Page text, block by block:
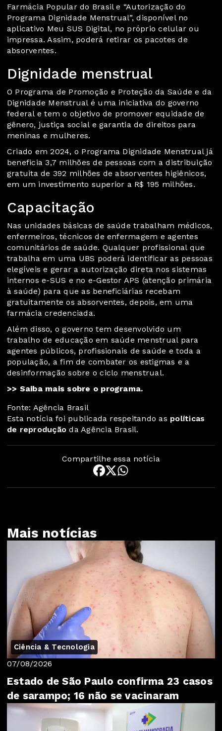
Farmácia Popular do Brasil e “Autorização do
Programa Dignidade Menstrual”, disponível no
aplicativo Meu SUS Digital, no próprio celular ou
impressa. Assim, poderá retirar os pacotes de
absorventes.
Dignidade menstrual
O Programa de Promoção e Proteção da Saúde e da
Dignidade Menstrual é uma iniciativa do governo
federal e tem o objetivo de promover equidade de
gênero, justiça social e garantia de direitos para
meninas e mulheres.
Criado em 2024, o Programa Dignidade Menstrual já
beneficia 3,7 milhões de pessoas com a distribuição
gratuita de 392 milhões de absorventes higiênicos,
em um investimento superior a R$ 195 milhões.
Capacitação
Nas unidades básicas de saúde trabalham médicos,
enfermeiros, técnicos de enfermagem e agentes
comunitários de saúde. Qualquer profissional que
trabalha em uma UBS poderá identificar as pessoas
elegíveis e gerar a autorização direta nos sistemas
internos e-SUS e no e-Gestor APS (atenção primária
à saúde) para que as beneficiárias recebam
gratuitamente os absorventes, depois, em uma
farmácia credenciada.
Além disso, o governo tem desenvolvido um
trabalho de educação em saúde menstrual para
agentes públicos, profissionais de saúde e toda a
população, a fim de combater os estigmas e a
desinformação sobre o ciclo menstrual.
>> Saiba mais sobre o programa.
Fonte: Agência Brasil
Esta notícia foi publicada respeitando as políticas
de reprodução da Agência Brasil.
Compartilhe essa notícia
Mais notícias
Ciência & Tecnologia
07/08/2026
Estado de São Paulo confirma 23 casos
de sarampo; 16 não se vacinaram